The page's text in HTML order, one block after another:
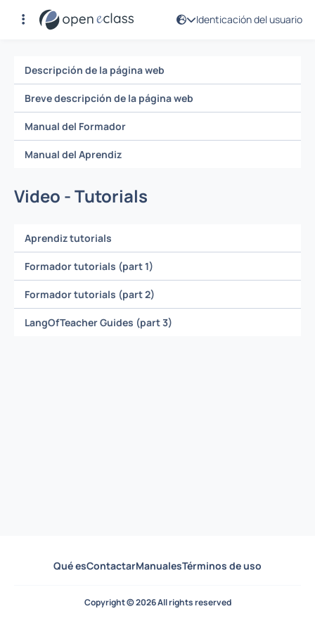
Identicación del usuario
Manuales
Descripción de la página web
Breve descripción de la página web
Manual del Formador
Manual del Aprendiz
Video - Tutorials
Aprendiz tutorials
Formador tutorials (part 1)
Formador tutorials (part 2)
LangOfTeacher Guides (part 3)
Qué esContactarManualesTérminos de uso
Copyright © 2026 All rights reserved